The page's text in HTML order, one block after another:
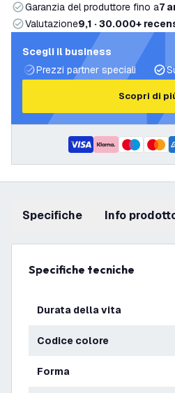
Garanzia del produttore fino a7
Valutazione9,1 · 30.000+
Scegli il business
Prezzi partner speciali
Scopri di
Specifiche info
Specifiche tecniche
Durata della vita
Codice colore
Forma